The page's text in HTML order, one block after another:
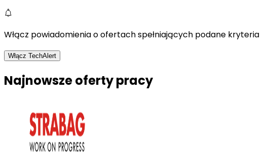
Włącz powiadomienia o ofertach spełniających podane kryteria
Włącz TechAlert
Najnowsze oferty pracy